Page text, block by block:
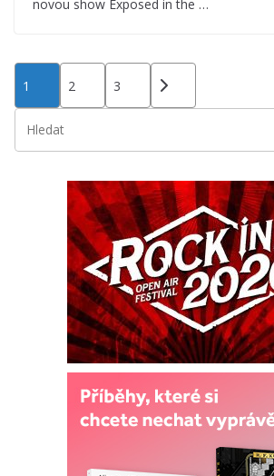
novou show Exposed in the …
Stránkování
příspěvků
1 2 3